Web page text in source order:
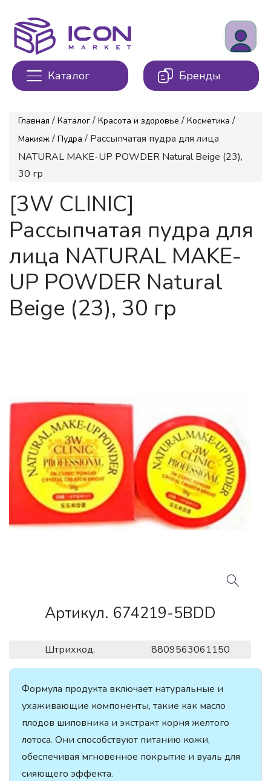
Каталог Бренды
Главная / Каталог / Красота и здоровье / Косметика /
Макияж / Пудра / Рассыпчатая пудра для лица
NATURAL MAKE-UP POWDER Natural Beige (23),
30 гр
[3W CLINIC]
Рассыпчатая пудра для
лица NATURAL MAKE-
UP POWDER Natural
Beige (23), 30 гр
Артикул. 674219-5BDD
Штрихкод. 8809563061150
Формула продукта включает натуральные и
ухаживающие компоненты, такие как масло
плодов шиповника и экстракт корня желтого
лотоса. Они способствуют питанию кожи,
обеспечивая мгновенное покрытие и вуаль для
сияющего эффекта.